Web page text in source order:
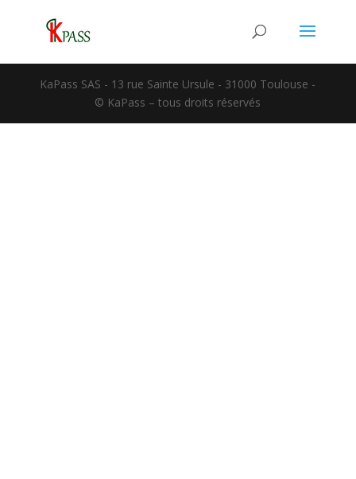
KaPass SAS - 13 rue Sainte Ursule - 31000 Toulouse -
© KaPass – tous droits réservés